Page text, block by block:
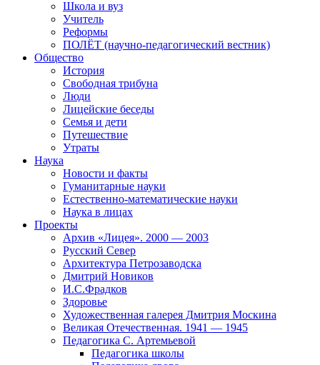
Школа и вуз
Учитель
Реформы
ПОЛЁТ (научно-педагогический вестник)
Общество
История
Свободная трибуна
Люди
Лицейские беседы
Семья и дети
Путешествие
Утраты
Наука
Новости и факты
Гуманитарные науки
Естественно-математические науки
Наука в лицах
Проекты
Архив «Лицея». 2000 — 2003
Русский Север
Архитектура Петрозаводска
Дмитрий Новиков
И.С.Фрадков
Здоровье
Художественная галерея Дмитрия Москина
Великая Отечественная. 1941 — 1945
Педагогика С. Артемьевой
Педагогика школы